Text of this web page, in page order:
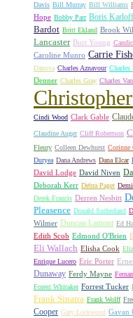
Davis Bill Murray Bill Williams
Hope Bobby Parr Boris Karloff
Bardot Britt Ekland Brook
Lancaster Burt Young
Caroline Munro Carrie
Danova Charles Aznavour Charles
Denner Charles Gray Charles
Cindi Wood Clark Gable
Claudine Auger Cliff Robertson
Fleury Colleen Dewhurst Corinne
Duryea Dana Andrews Dana Elcar
David Lodge David Niven
Deborah Kerr Debra Paget
Derek Francis Derren Nesbitt
Pleasence Donald Sutherland
Wilmer Duncan Lamont Ed
Edith Scob Edmond O'Brien
Eli Wallach Elisha Cook
Enrique Lucero Eric Porter
Dunaway Ferdy Mayne
Forest Whitaker Forrest Tucker
Frank Sinatra Frank Wolff
Cooper Gary Lockwood Gavan